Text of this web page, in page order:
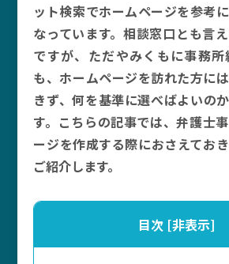
ット検索でホームページを参考
なっています。相談窓口とも言
ですが、ただやみくもに事務
も、ホームページを訪れた方に
きず、何を基準に選べばよいの
す。こちらの記事では、弁護士
ージを作成する際におさえてお
ご紹介します。
目次 [非表示]